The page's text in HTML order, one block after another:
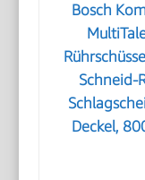
Bosch
Schneid-
Deckel,